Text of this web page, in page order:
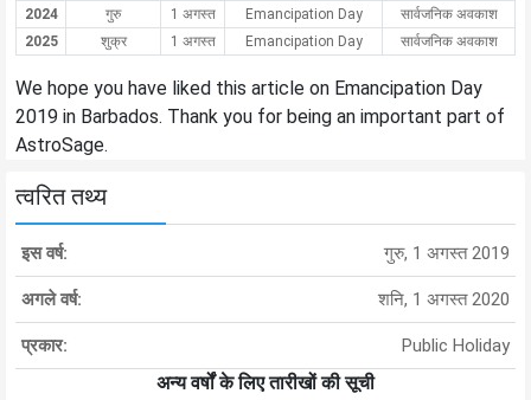
2024
गुरु 1 अगस्त Emancipation Day
सार्वजनिक अवकाश
2025
शुक्र 1 अगस्त Emancipation Day सार्वजनिक अवकाश
We hope you have liked this article on Emancipation Day
2019 in Barbados. Thank you for being an important part of
AstroSage.
त्वरित तथ्य
इस वर्ष: गुरु, 1 अगस्त 2019
अगले वर्ष: शनि, 1 अगस्त 2020
प्रकार: Public Holiday
अन्य वर्षों के लिए तारीखों की सूची